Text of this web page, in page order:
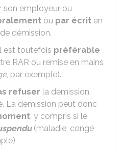
son employeur ou
ou par écrit en
démission.
est toutefois préférable
RAR ou remise en mains
, par exemple).
refuser la démission.
La démission peut donc
, y compris si le
(maladie, congé